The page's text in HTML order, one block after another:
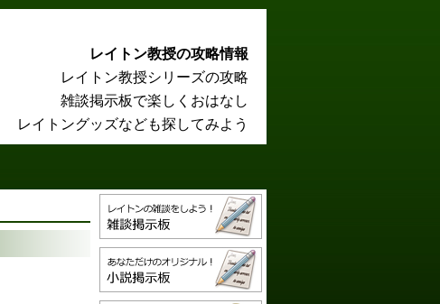
レイトン教授の攻略情報
レイトン教授シリーズの攻略
雑談掲示板で楽しくおはなし
レイトングッズなども探してみよう